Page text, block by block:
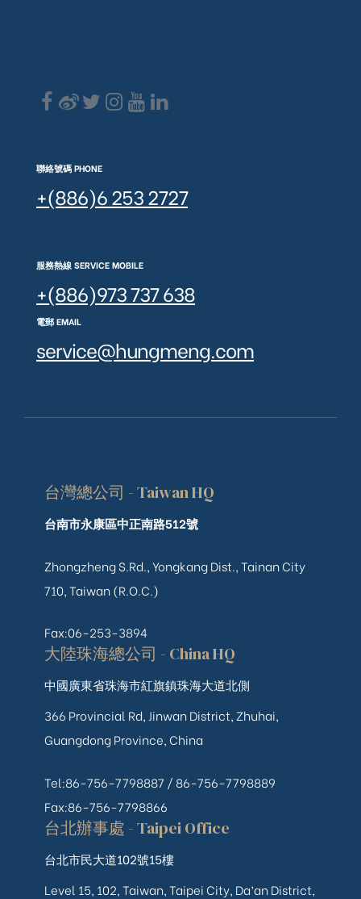
聯絡號碼 PHONE
+(886)6 253 2727
服務熱線 SERVICE MOBILE
+(886)973 737 638
電郵 EMAIL
service@hungmeng.com
台灣總公司 - Taiwan HQ
台南市永康區中正南路512號
Zhongzheng S.Rd., Yongkang Dist., Tainan City
710, Taiwan (R.O.C.)
Fax:06-253-3894
大陸珠海總公司 - China HQ
中國廣東省珠海市紅旗鎮珠海大道北側
366 Provincial Rd, Jinwan District, Zhuhai,
Guangdong Province, China
Tel:86-756-7798887 / 86-756-7798889
Fax:86-756-7798866
台北辦事處 - Taipei Office
台北市民大道102號15樓
Level 15, 102, Taiwan, Taipei City, Da’an District,